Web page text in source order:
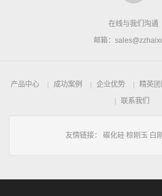
在线与我们沟通
邮箱：
产品中心 成功案例 企业优势 精英团
联系我们
友情链接： 碳化硅 棕刚玉 白